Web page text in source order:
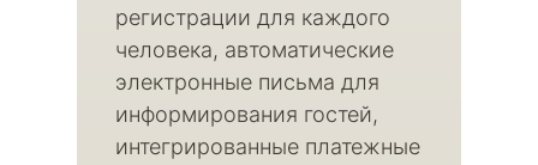
регистрации для каждого
человека, автоматические
электронные письма для
информирования гостей,
интегрированные платежные